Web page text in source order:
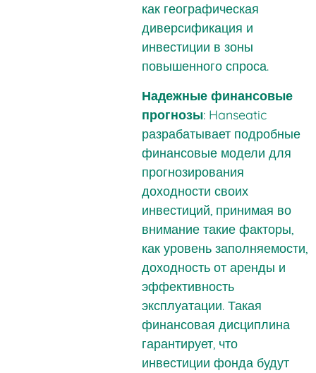
как географическая
диверсификация и
инвестиции в зоны
повышенного спроса.
Надежные финансовые
прогнозы: Hanseatic
разрабатывает подробные
финансовые модели для
прогнозирования
доходности своих
инвестиций, принимая во
внимание такие факторы,
как уровень заполняемости,
доходность от аренды и
эффективность
эксплуатации. Такая
финансовая дисциплина
гарантирует, что
инвестиции фонда будут